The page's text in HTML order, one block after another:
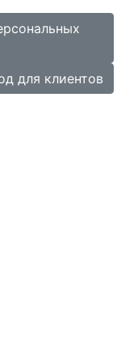
для клиентов